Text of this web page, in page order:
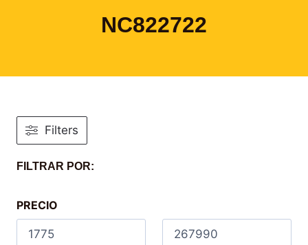
NC822722
Filters
FILTRAR POR:
PRECIO